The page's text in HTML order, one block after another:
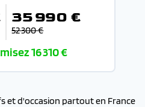
35 990 €
52 300 €
16 310 €
et d'occasion partout en France